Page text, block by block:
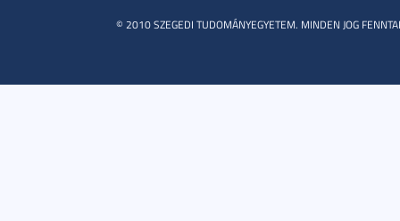
© 2010 SZEGEDI TUDOMÁNYEGYETEM. MINDEN JOG